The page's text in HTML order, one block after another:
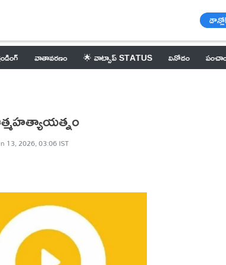
వాతావరణం 🌟 వాట్సాప్ STATUS వినోదం
13, 2026, 03:06 IST